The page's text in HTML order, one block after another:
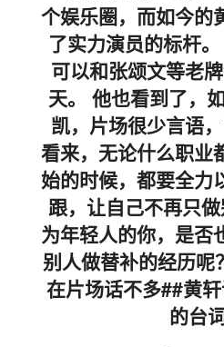
个娱乐圈，而如今的
了实力演员的标杆
可以和张颂文等老
天。 他也看到了，
凯，片场很少言语
看来，无论什么职业
始的时候，都要全力
跟，让自己不再只
为年轻人的你，是否
别人做替补的经历呢
在片场话不多##黄
的台